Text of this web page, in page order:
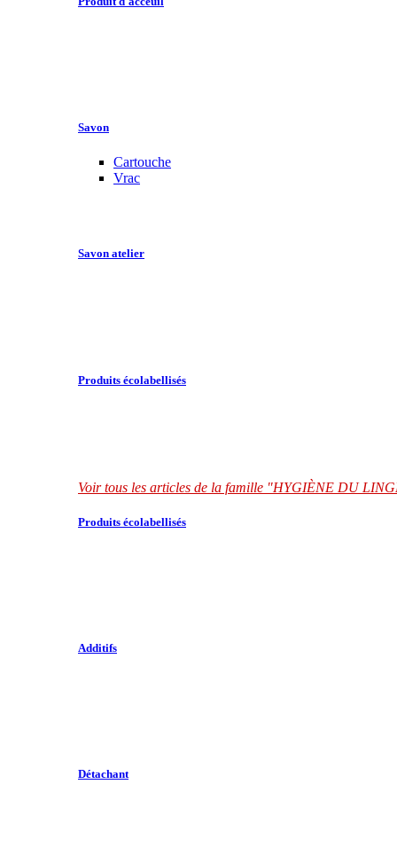
Savon
Cartouche
Vrac
Savon atelier
Produits écolabellisés
Voir tous les articles de la famille "HYGIÈNE DU
Produits écolabellisés
Additifs
Détachant